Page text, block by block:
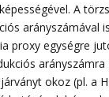
A
arányszámával
proxy egységre
okoz (pl. a